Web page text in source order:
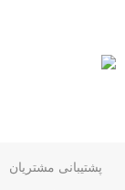
پشتیبانی مشتریان